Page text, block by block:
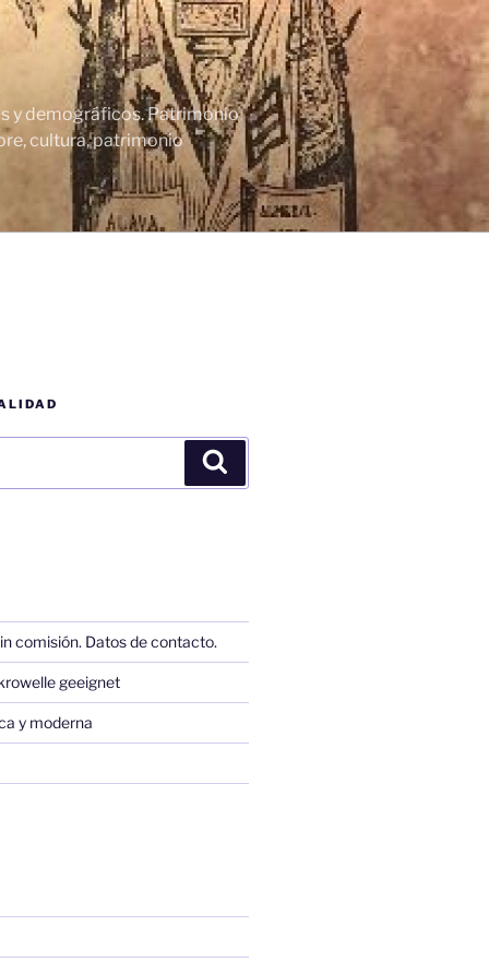
y demográficos. Patrimonio
cultura, patrimonio
comisión. Datos de contacto.
geeignet
y moderna